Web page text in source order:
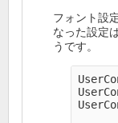
フォント設
なった設定
うです。